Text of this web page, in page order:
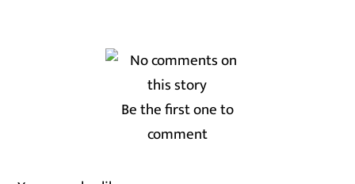
Be the first one to
comment